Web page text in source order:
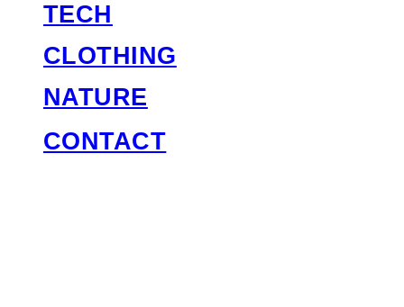
TECH
CLOTHING
NATURE
CONTACT